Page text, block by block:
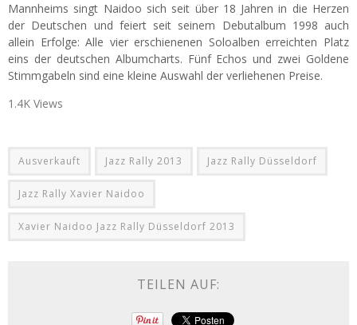
Mannheims singt Naidoo sich seit über 18 Jahren in die Herzen
der Deutschen und feiert seit seinem Debutalbum 1998 auch
allein Erfolge: Alle vier erschienenen Soloalben erreichten Platz
eins der deutschen Albumcharts. Fünf Echos und zwei Goldene
Stimmgabeln sind eine kleine Auswahl der verliehenen Preise.
1.4K Views
Ausverkauft Jazz Rally 2013 Jazz Rally Düsseldorf
Jazz Rally Xavier Naidoo
Xavier Naidoo Jazz Rally Düsseldorf 2013
TEILEN AUF: